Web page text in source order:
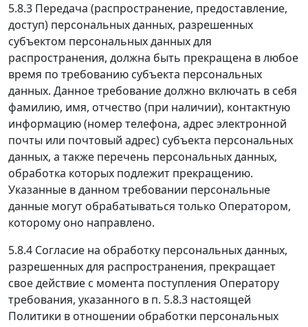
5.8.3 Передача (распространение, предоставление,
доступ) персональных данных, разрешенных
субъектом персональных данных для
распространения, должна быть прекращена в любое
время по требованию субъекта персональных
данных. Данное требование должно включать в себя
фамилию, имя, отчество (при наличии), контактную
информацию (номер телефона, адрес электронной
почты или почтовый адрес) субъекта персональных
данных, а также перечень персональных данных,
обработка которых подлежит прекращению.
Указанные в данном требовании персональные
данные могут обрабатываться только Оператором,
которому оно направлено.
5.8.4 Согласие на обработку персональных данных,
разрешенных для распространения, прекращает
свое действие с момента поступления Оператору
требования, указанного в п. 5.8.3 настоящей
Политики в отношении обработки персональных